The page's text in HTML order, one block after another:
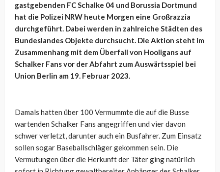
gastgebenden FC Schalke 04 und Borussia Dortmund
hat die Polizei NRW heute Morgen eine Großrazzia
durchgeführt. Dabei werden in zahlreiche Städten des
Bundeslandes Objekte durchsucht. Die Aktion steht im
Zusammenhang mit dem Überfall von Hooligans auf
Schalker Fans vor der Abfahrt zum Auswärtsspiel bei
Union Berlin am 19. Februar 2023.
Damals hatten über 100 Vermummte die auf die Busse
wartenden Schalker Fans angegriffen und vier davon
schwer verletzt, darunter auch ein Busfahrer. Zum Einsatz
sollen sogar Baseballschläger gekommen sein. Die
Vermutungen über die Herkunft der Täter ging natürlich